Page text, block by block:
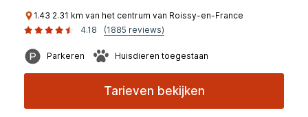
1.43 2.31 km van het centrum van Roissy-en-France
4.18
(1885 reviews)
Parkeren Huisdieren toegestaan
Tarieven bekijken